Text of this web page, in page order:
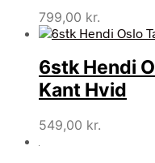
799,00 kr.
6stk Hendi
Kant Hvid
549,00 kr.